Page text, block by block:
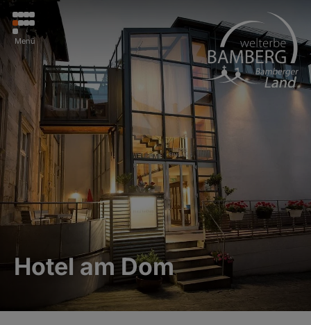
Menü
Hotel am Dom